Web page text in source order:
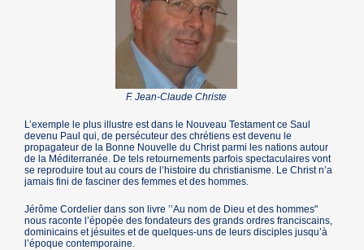
F. Jean-Claude Christe
L’exemple le plus illustre est dans le Nouveau Testament ce Saul
devenu Paul qui, de persécuteur des chrétiens est devenu le
propagateur de la Bonne Nouvelle du Christ parmi les nations autour
de la Méditerranée. De tels retournements parfois spectaculaires vont
se reproduire tout au cours de l’histoire du christianisme. Le Christ n’a
jamais fini de fasciner des femmes et des hommes.
Jérôme Cordelier dans son livre ’’Au nom de Dieu et des hommes"
nous raconte l’épopée des fondateurs des grands ordres franciscains,
dominicains et jésuites et de quelques-uns de leurs disciples jusqu’à
l’époque contemporaine.